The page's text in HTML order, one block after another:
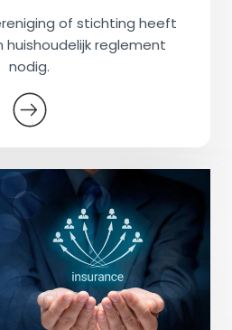
of stichting heeft
reglement
nodig.